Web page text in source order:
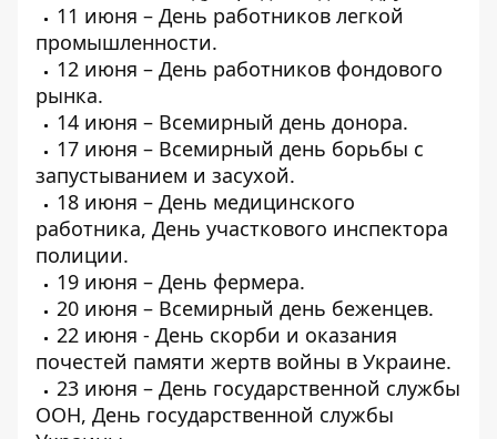
11 июня – День работников легкой
промышленности.
12 июня – День работников фондового
рынка.
14 июня – Всемирный день донора.
17 июня – Всемирный день борьбы с
запустыванием и засухой.
18 июня – День медицинского
работника, День участкового инспектора
полиции.
19 июня – День фермера.
20 июня – Всемирный день беженцев.
22 июня - День скорби и оказания
почестей памяти жертв войны в Украине.
23 июня – День государственной службы
ООН, День государственной службы